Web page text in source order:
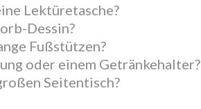
Lektüretasche?
Dessin?
Fußstützen?
oder einem Getränkehalter?
Seitentisch?